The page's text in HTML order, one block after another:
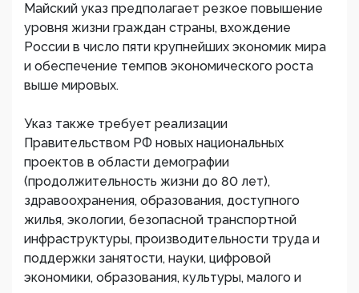
Майский указ предполагает резкое повышение
уровня жизни граждан страны, вхождение
России в число пяти крупнейших экономик мира
и обеспечение темпов экономического роста
выше мировых.
Указ также требует реализации
Правительством РФ новых национальных
проектов в области демографии
(продолжительность жизни до 80 лет),
здравоохранения, образования, доступного
жилья, экологии, безопасной транспортной
инфраструктуры, производительности труда и
поддержки занятости, науки, цифровой
экономики, образования, культуры, малого и